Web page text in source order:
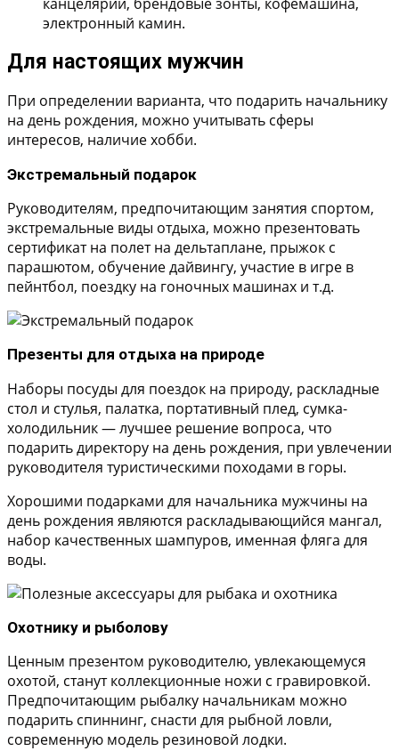
электронный камин.
Для настоящих мужчин
При определении варианта, что подарить начальнику
на день рождения, можно учитывать сферы
интересов, наличие хобби.
Экстремальный подарок
Руководителям, предпочитающим занятия спортом,
экстремальные виды отдыха, можно презентовать
сертификат на полет на дельтаплане, прыжок с
парашютом, обучение дайвингу, участие в игре в
пейнтбол, поездку на гоночных машинах и т.д.
Презенты для отдыха на природе
Наборы посуды для поездок на природу, раскладные
стол и стулья, палатка, портативный плед, сумка-
холодильник — лучшее решение вопроса, что
подарить директору на день рождения, при увлечении
руководителя туристическими походами в горы.
Хорошими подарками для начальника мужчины на
день рождения являются раскладывающийся мангал,
набор качественных шампуров, именная фляга для
воды.
Охотнику и рыболову
Ценным презентом руководителю, увлекающемуся
охотой, станут коллекционные ножи с гравировкой.
Предпочитающим рыбалку начальникам можно
подарить спиннинг, снасти для рыбной ловли,
современную модель резиновой лодки.